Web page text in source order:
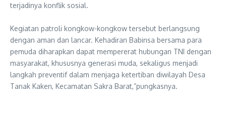
terjadinya konflik sosial.
‎Kegiatan patroli kongkow-kongkow tersebut berlangsung
dengan aman dan lancar. Kehadiran Babinsa bersama para
pemuda diharapkan dapat mempererat hubungan TNI dengan
masyarakat, khususnya generasi muda, sekaligus menjadi
langkah preventif dalam menjaga ketertiban diwilayah Desa
Tanak Kaken, Kecamatan Sakra Barat,”pungkasnya.